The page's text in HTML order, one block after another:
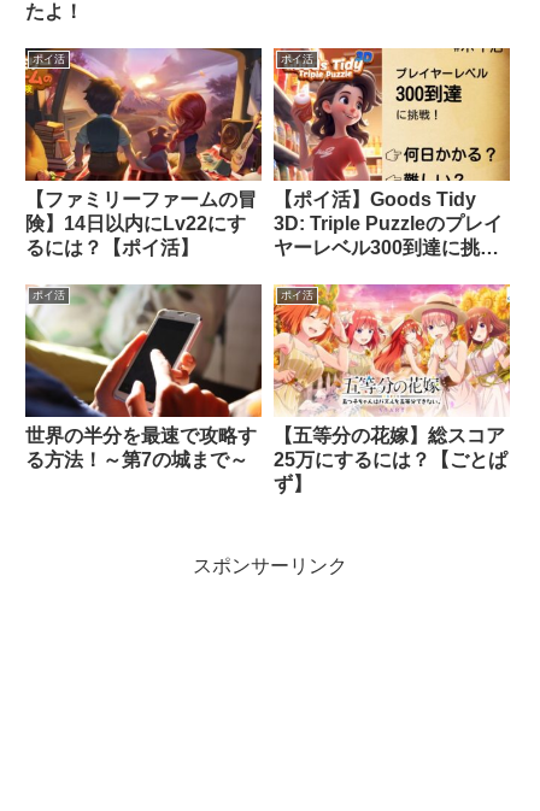
たよ！
ポイ活
【ファミリーファームの冒
険】14日以内にLv22にす
るには？【ポイ活】
ポイ活
【ポイ活】Goods Tidy
3D: Triple Puzzleのプレイ
ヤーレベル300到達に挑戦
ポイ活
世界の半分を最速で攻略す
る方法！～第7の城まで～
ポイ活
【五等分の花嫁】総スコア
25万にするには？【ごとぱ
ず】
スポンサーリンク